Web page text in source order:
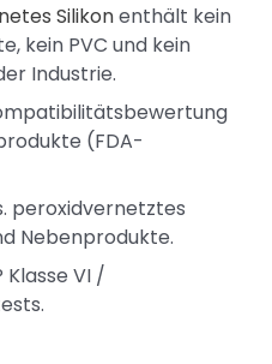
Silikonenthält kein
kein PVC und kein
Industrie.
(FDA-
peroxidvernetztes
Nebenprodukte.
Klasse VI /